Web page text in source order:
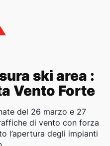
ski area :
Vento Forte
del 26 marzo e 27
di vento con forza
l’apertura degli impianti